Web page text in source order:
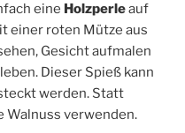
eine Holzperleauf
einer roten Mütze aus
Gesicht aufmalen
Dieser Spieß kann
werden. Statt
Walnuss verwenden.